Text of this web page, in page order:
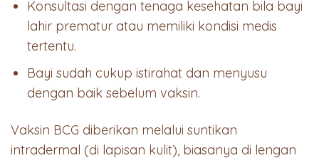
Konsultasi dengan tenaga kesehatan bila bayi
lahir prematur atau memiliki kondisi medis
tertentu.
Bayi sudah cukup istirahat dan menyusu
dengan baik sebelum vaksin.
Vaksin BCG diberikan melalui suntikan
intradermal (di lapisan kulit), biasanya di lengan